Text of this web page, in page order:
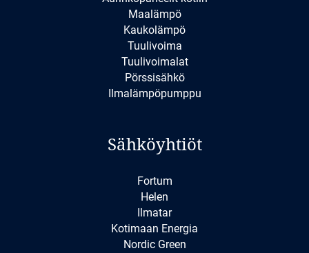
Maalämpö
Kaukolämpö
Tuulivoima
Tuulivoimalat
Pörssisähkö
Ilmalämpöpumppu
Sähköyhtiöt
Fortum
Helen
Ilmatar
Kotimaan Energia
Nordic Green